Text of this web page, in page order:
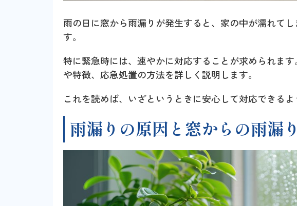
雨の日に窓から雨漏りが発生すると、家の中が濡れて
す。
特に緊急時には、速やかに対応することが求められま
や特徴、応急処置の方法を詳しく説明します。
これを読めば、いざというときに安心して対応できるよ
雨漏りの原因と窓からの雨漏